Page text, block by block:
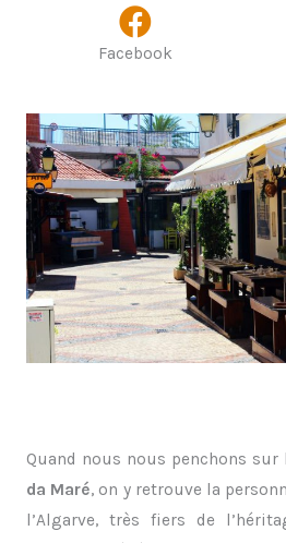
Facebook
Quand nous nous penchons sur
da Maré, on y retrouve la
l’Algarve, très fiers de